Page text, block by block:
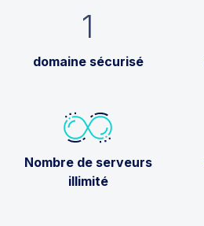
1
domaine sécurisé
Nombre de serveurs
illimité